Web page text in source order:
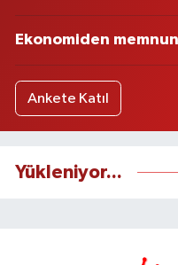
Ekonomiden
Ankete Katıl
Yükleniyor...